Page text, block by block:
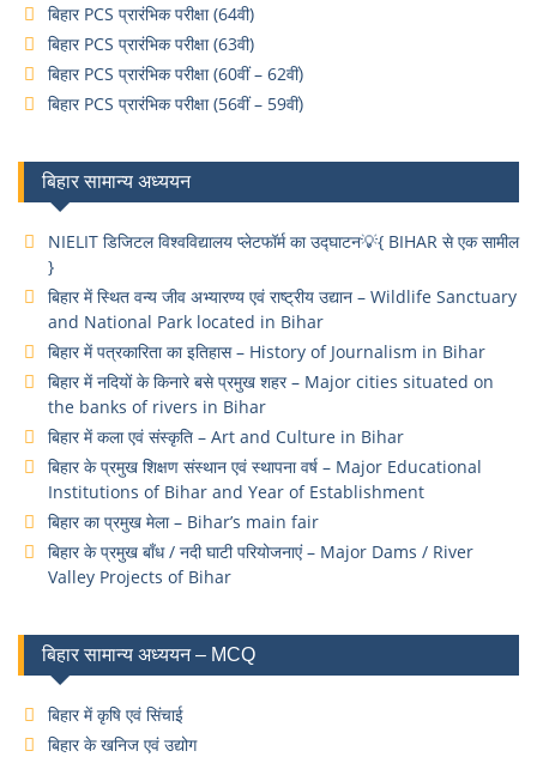
बिहार PCS प्रारंभिक परीक्षा (64वी)
बिहार PCS प्रारंभिक परीक्षा (63वी)
बिहार PCS प्रारंभिक परीक्षा (60वीं – 62वीं)
बिहार PCS प्रारंभिक परीक्षा (56वीं – 59वीं)
बिहार सामान्य अध्ययन
NIELIT डिजिटल विश्वविद्यालय प्लेटफॉर्म का उद्घाटन💡{ BIHAR से एक सामील
}
बिहार में स्थित वन्य जीव अभ्यारण्य एवं राष्ट्रीय उद्यान – Wildlife Sanctuary
and National Park located in Bihar
बिहार में पत्रकारिता का इतिहास – History of Journalism in Bihar
बिहार में नदियों के किनारे बसे प्रमुख शहर – Major cities situated on
the banks of rivers in Bihar
बिहार में कला एवं संस्कृति – Art and Culture in Bihar
बिहार के प्रमुख शिक्षण संस्थान एवं स्थापना वर्ष – Major Educational
Institutions of Bihar and Year of Establishment
बिहार का प्रमुख मेला – Bihar’s main fair
बिहार के प्रमुख बाँध / नदी घाटी परियोजनाएं – Major Dams / River
Valley Projects of Bihar
बिहार सामान्य अध्ययन – MCQ
बिहार में कृषि एवं सिंचाई
बिहार के खनिज एवं उद्योग